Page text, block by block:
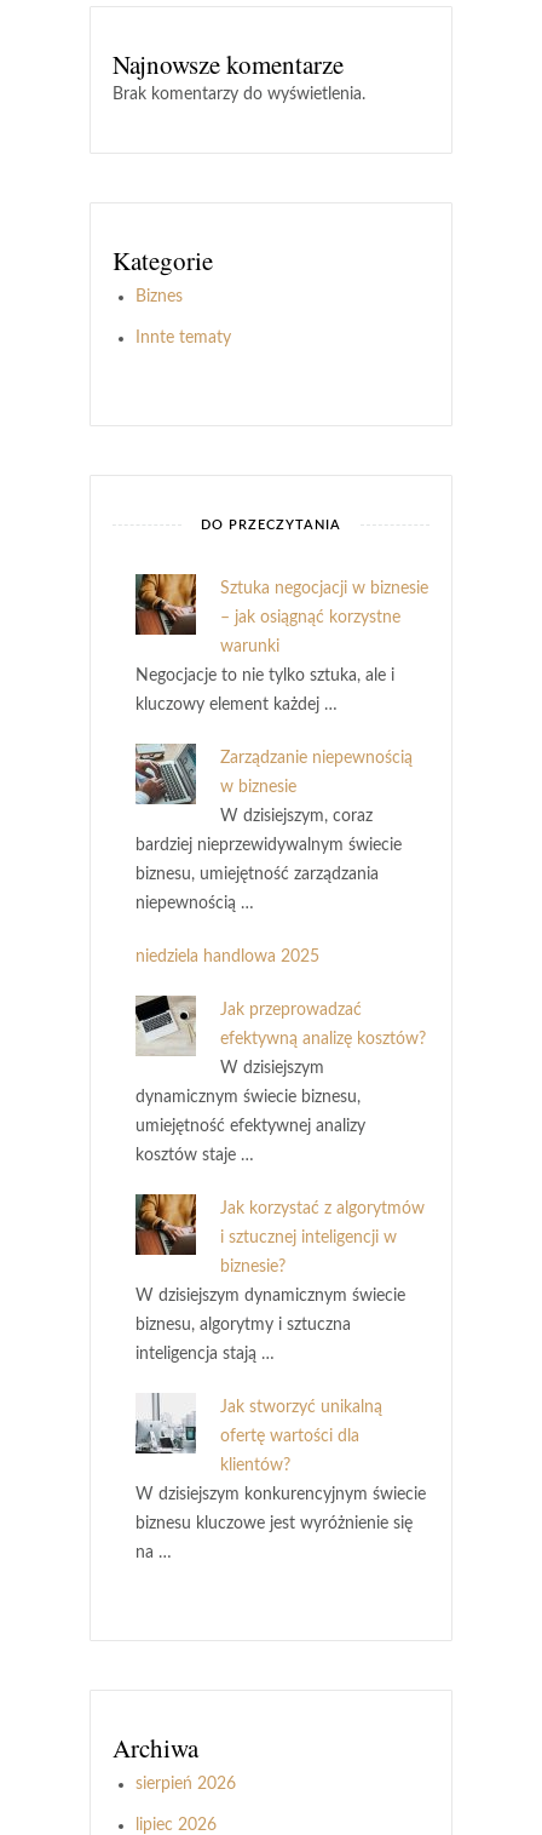
Najnowsze komentarze
Brak komentarzy do wyświetlenia.
Kategorie
Biznes
Innte tematy
DO PRZECZYTANIA
Sztuka negocjacji w biznesie
– jak osiągnąć korzystne
warunki
Negocjacje to nie tylko sztuka, ale i
kluczowy element każdej …
Zarządzanie niepewnością
w biznesie
W dzisiejszym, coraz
bardziej nieprzewidywalnym świecie
biznesu, umiejętność zarządzania
niepewnością …
niedziela handlowa 2025
Jak przeprowadzać
efektywną analizę kosztów?
W dzisiejszym
dynamicznym świecie biznesu,
umiejętność efektywnej analizy
kosztów staje …
Jak korzystać z algorytmów
i sztucznej inteligencji w
biznesie?
W dzisiejszym dynamicznym świecie
biznesu, algorytmy i sztuczna
inteligencja stają …
Jak stworzyć unikalną
ofertę wartości dla
klientów?
W dzisiejszym konkurencyjnym świecie
biznesu kluczowe jest wyróżnienie się
na …
Archiwa
sierpień 2026
lipiec 2026